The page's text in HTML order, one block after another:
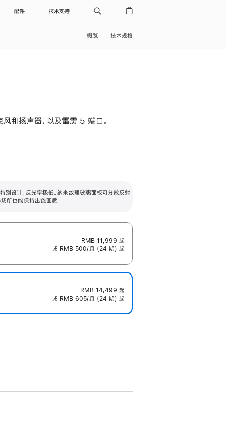
配件 技术支持
概览 技术规格
扬声器，以及雷雳 5 端口。
别设计，反光率极低。纳米纹理玻璃面板可分散反射
所也能保持出色画质。
RMB 11,999 起
或 RMB 500/月 (24 期) 起
RMB 14,499 起
或 RMB 605/月 (24 期) 起